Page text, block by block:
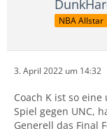
NBA Allstar
3. April 2022 um 14:32
Coach K ist so
Spiel gegen UNC,
Generell das Final